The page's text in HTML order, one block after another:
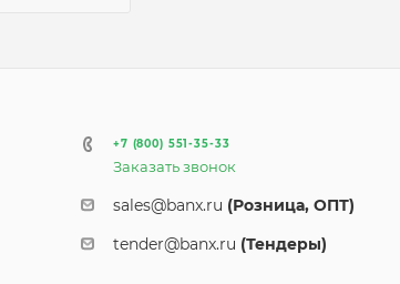
+7 (800) 551-35-33
Заказать звонок
sales@banx.ru (Розница, ОПТ)
tender@banx.ru (Тендеры)